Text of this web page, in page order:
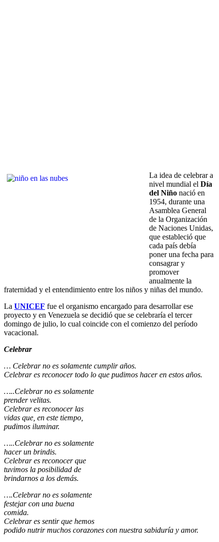
La idea de celebrar a
nivel mundial el Día
del Niño nació en
1954, durante una
Asamblea General
de la Organización
de Naciones Unidas,
que estableció que
cada país debía
poner una fecha para
consagrar y
promover
anualmente la
fraternidad y el entendimiento entre los niños y niñas del mundo.
La UNICEF fue el organismo encargado para desarrollar ese
proyecto y en Venezuela se decidió que se celebraría el tercer
domingo de julio, lo cual coincide con el comienzo del período
vacacional.
Celebrar
… Celebrar no es solamente cumplir años.
Celebrar es reconocer todo lo que pudimos hacer en estos años.
…..Celebrar no es solamente
prender velitas.
Celebrar es reconocer las
vidas que, en este tiempo,
pudimos iluminar.
…..Celebrar no es solamente
hacer un brindis.
Celebrar es reconocer que
tuvimos la posibilidad de
brindarnos a los demás.
….Celebrar no es solamente
festejar con una buena
comida.
Celebrar es sentir que hemos
podido nutrir muchos corazones con nuestra sabiduría y amor.